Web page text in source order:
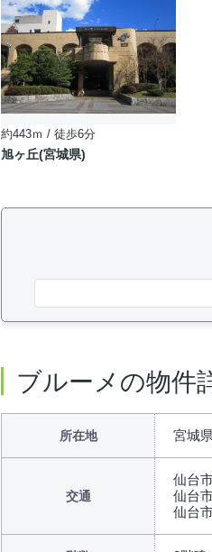
約443ｍ / 徒歩6分
旭ヶ丘(宮城県)
ブルーメの物件
所在地 宮城
交通
仙台
仙台
仙台